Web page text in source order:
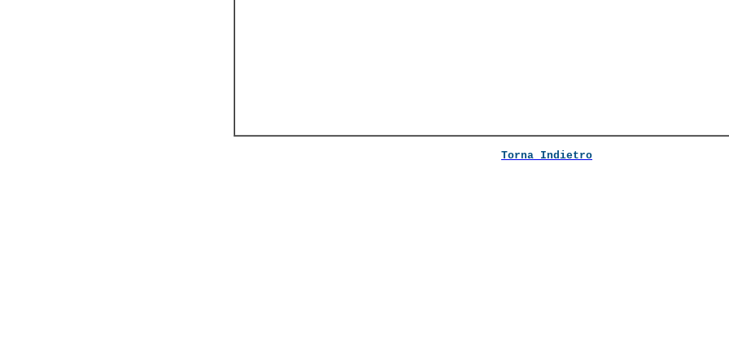
Torna Indietro